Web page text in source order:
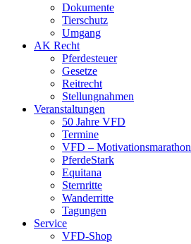
Dokumente
Tierschutz
Umgang
AK Recht
Pferdesteuer
Gesetze
Reitrecht
Stellungnahmen
Veranstaltungen
50 Jahre VFD
Termine
VFD – Motivationsmarathon
PferdeStark
Equitana
Sternritte
Wanderritte
Tagungen
Service
VFD-Shop